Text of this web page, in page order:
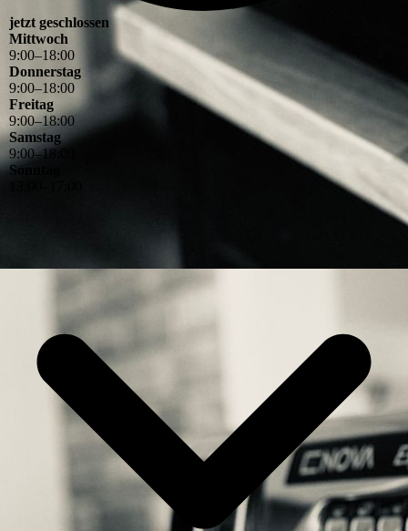
jetzt geschlossen
Mittwoch
9:00–18:00
Donnerstag
9:00–18:00
Freitag
9:00–18:00
Samstag
9:00–18
Sonntag